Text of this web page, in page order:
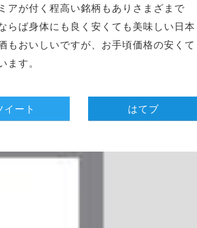
アが付く程高い銘柄もありさまざまで
らば身体にも良く安くても美味しい日本
もおいしいですが、お手頃価格の安くて
す。
イート はてブ